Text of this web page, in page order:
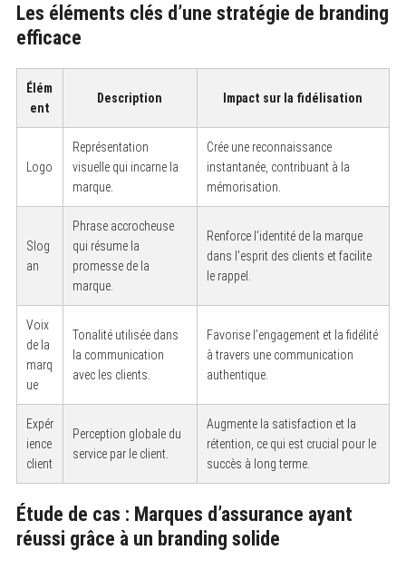
Les éléments clés d’une stratégie de branding
efficace
Élém
ent
Description Impact sur la fidélisation
Logo
Représentation
visuelle qui incarne la
marque.
Crée une reconnaissance
instantanée, contribuant à la
mémorisation.
Slog
an
Phrase accrocheuse
qui résume la
promesse de la
marque.
Renforce l’identité de la marque
dans l’esprit des clients et facilite
le rappel.
Voix
de la
marq
ue
Tonalité utilisée dans
la communication
avec les clients.
Favorise l’engagement et la fidélité
à travers une communication
authentique.
Expér
ience
client
Perception globale du
service par le client.
Augmente la satisfaction et la
rétention, ce qui est crucial pour le
succès à long terme.
Étude de cas : Marques d’assurance ayant
réussi grâce à un branding solide